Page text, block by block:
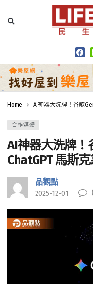
Home AI神器大洗牌！谷歌
合作媒體
AI神器大洗牌！
ChatGPT 馬斯
品觀點
2025-12-01